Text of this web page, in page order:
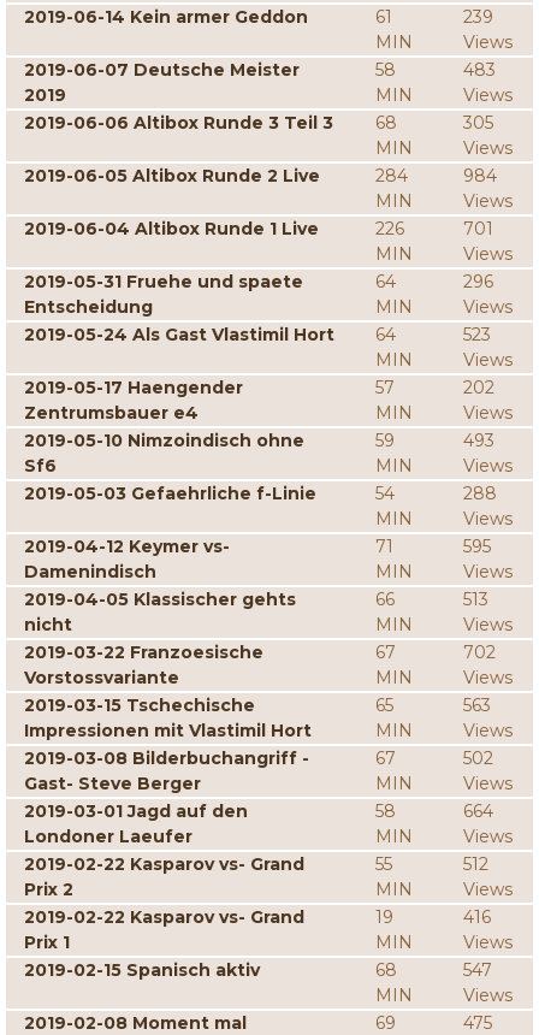
2019-06-14 Kein armer Geddon
61
MIN
239
Views
2019-06-07 Deutsche Meister
2019
58
MIN
483
Views
2019-06-06 Altibox Runde 3 Teil 3
68
MIN
305
Views
2019-06-05 Altibox Runde 2 Live
284
MIN
984
Views
2019-06-04 Altibox Runde 1 Live
226
MIN
701
Views
2019-05-31 Fruehe und spaete
Entscheidung
64
MIN
296
Views
2019-05-24 Als Gast Vlastimil Hort
64
MIN
523
Views
2019-05-17 Haengender
Zentrumsbauer e4
57
MIN
202
Views
2019-05-10 Nimzoindisch ohne
Sf6
59
MIN
493
Views
2019-05-03 Gefaehrliche f-Linie
54
MIN
288
Views
2019-04-12 Keymer vs-
Damenindisch
71
MIN
595
Views
2019-04-05 Klassischer gehts
nicht
66
MIN
513
Views
2019-03-22 Franzoesische
Vorstossvariante
67
MIN
702
Views
2019-03-15 Tschechische
Impressionen mit Vlastimil Hort
65
MIN
563
Views
2019-03-08 Bilderbuchangriff -
Gast- Steve Berger
67
MIN
502
Views
2019-03-01 Jagd auf den
Londoner Laeufer
58
MIN
664
Views
2019-02-22 Kasparov vs- Grand
Prix 2
55
MIN
512
Views
2019-02-22 Kasparov vs- Grand
Prix 1
19
MIN
416
Views
2019-02-15 Spanisch aktiv
68
MIN
547
Views
2019-02-08 Moment mal
69
475